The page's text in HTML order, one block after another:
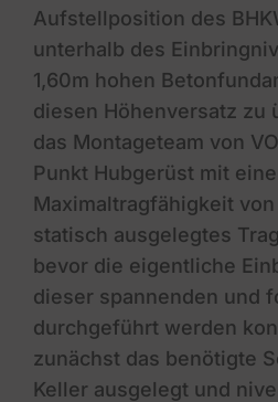
Aufstellposition des
unterhalb des
1,60m hohen
diesen Höhenversatz zu
das Montageteam von
Punkt Hubgerüst mit
Maximaltragfähigkeit
statisch ausgelegtes
bevor die eigentliche
dieser spannenden und
durchgeführt werden
zunächst das benötigte
Keller ausgelegt und